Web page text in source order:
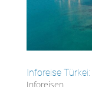
Inforeise
Inforeisen